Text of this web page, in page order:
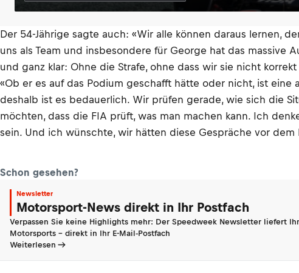
Der 54-Jährige sagte auch: «Wir alle können daraus lernen,
uns als Team und insbesondere für George hat das massive
und ganz klar: Ohne die Strafe, ohne dass wir sie nicht
«Ob er es auf das Podium geschafft hätte oder nicht, ist
deshalb ist es bedauerlich. Wir prüfen gerade, wie sich die
möchten, dass die FIA prüft, was man machen kann. Ich
sein. Und ich wünschte, wir hätten diese Gespräche vor dem
Schon gesehen?
Newsletter
Motorsport-News direkt in Ihr Postfach
Verpassen Sie keine Highlights mehr: Der Speedweek Newsletter liefert
Motorsports - direkt in Ihr E-Mail-Postfach
Weiterlesen